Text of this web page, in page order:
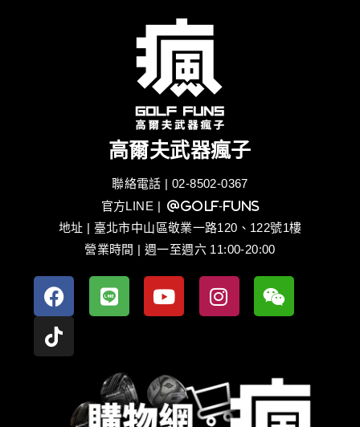
高爾夫武器瘋子
聯絡電話 | 02-8502-0367
官方LINE | @golf-funs
地址 | 臺北市中山區敬業一路120、122號1樓
營業時間 | 週一至週六 11:00-20:00